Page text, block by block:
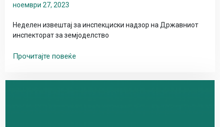
ноември 27, 2023
Неделен извештај за инспекциски надзор на Државниот
инспекторат за земјоделство
Прочитајте повеќе